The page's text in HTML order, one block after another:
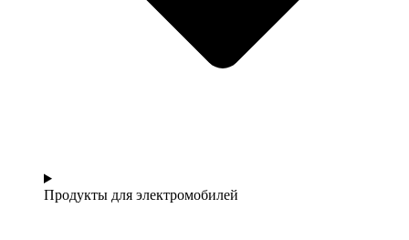
Продукты для электромобилей